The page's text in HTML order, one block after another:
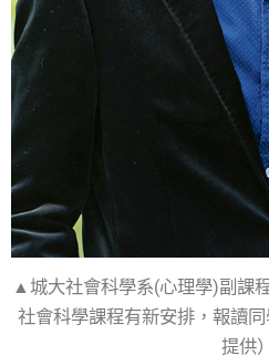
▲城大社會科學系(心理學)副課
社會科學課程有新安排，報讀
提供）